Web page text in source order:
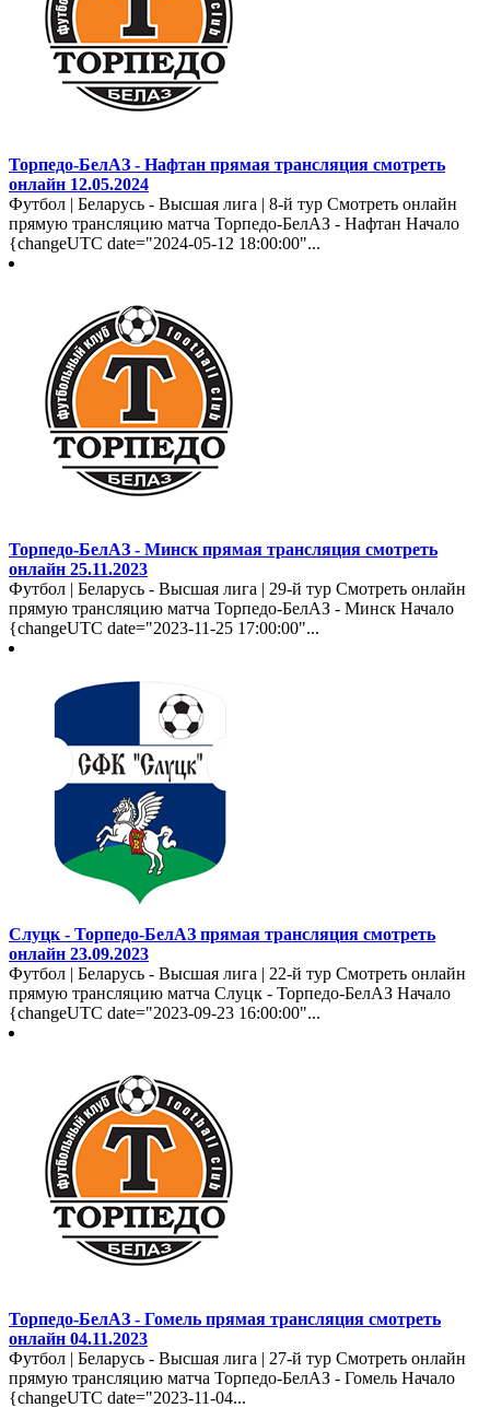
Торпедо-БелАЗ - Нафтан прямая трансляция смотреть
онлайн 12.05.2024
Футбол | Беларусь - Высшая лига | 8-й тур Смотреть онлайн
прямую трансляцию матча Торпедо-БелАЗ - Нафтан Начало
{changeUTC date="2024-05-12 18:00:00"...
Торпедо-БелАЗ - Минск прямая трансляция смотреть
онлайн 25.11.2023
Футбол | Беларусь - Высшая лига | 29-й тур Смотреть онлайн
прямую трансляцию матча Торпедо-БелАЗ - Минск Начало
{changeUTC date="2023-11-25 17:00:00"...
Слуцк - Торпедо-БелАЗ прямая трансляция смотреть
онлайн 23.09.2023
Футбол | Беларусь - Высшая лига | 22-й тур Смотреть онлайн
прямую трансляцию матча Слуцк - Торпедо-БелАЗ Начало
{changeUTC date="2023-09-23 16:00:00"...
Торпедо-БелАЗ - Гомель прямая трансляция смотреть
онлайн 04.11.2023
Футбол | Беларусь - Высшая лига | 27-й тур Смотреть онлайн
прямую трансляцию матча Торпедо-БелАЗ - Гомель Начало
{changeUTC date="2023-11-04...